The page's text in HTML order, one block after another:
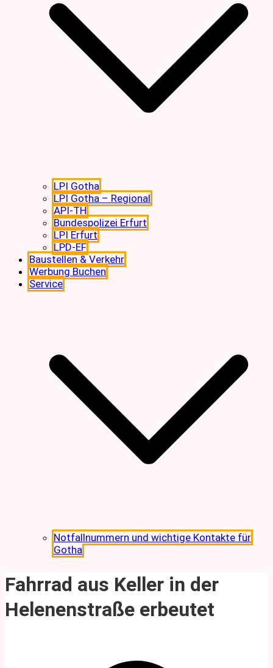
LPI Gotha
LPI Gotha – Regional
API-TH
Bundespolizei Erfurt
LPI Erfurt
LPD-EF
Baustellen & Verkehr
Werbung Buchen
Service
Notfallnummern und wichtige Kontakte für
Gotha
Fahrrad aus Keller in der
Helenenstraße erbeutet